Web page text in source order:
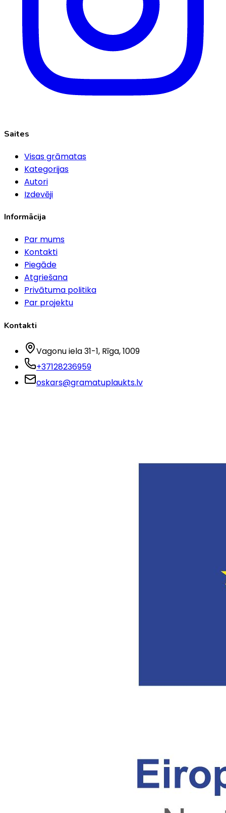
Saites
Visas grāmatas
Kategorijas
Autori
Izdevēji
Informācija
Par mums
Kontakti
Piegāde
Atgriešana
Privātuma politika
Par projektu
Kontakti
Vagonu iela 31-1, Rīga, 1009
+37128236959
oskars@gramatuplaukts.lv